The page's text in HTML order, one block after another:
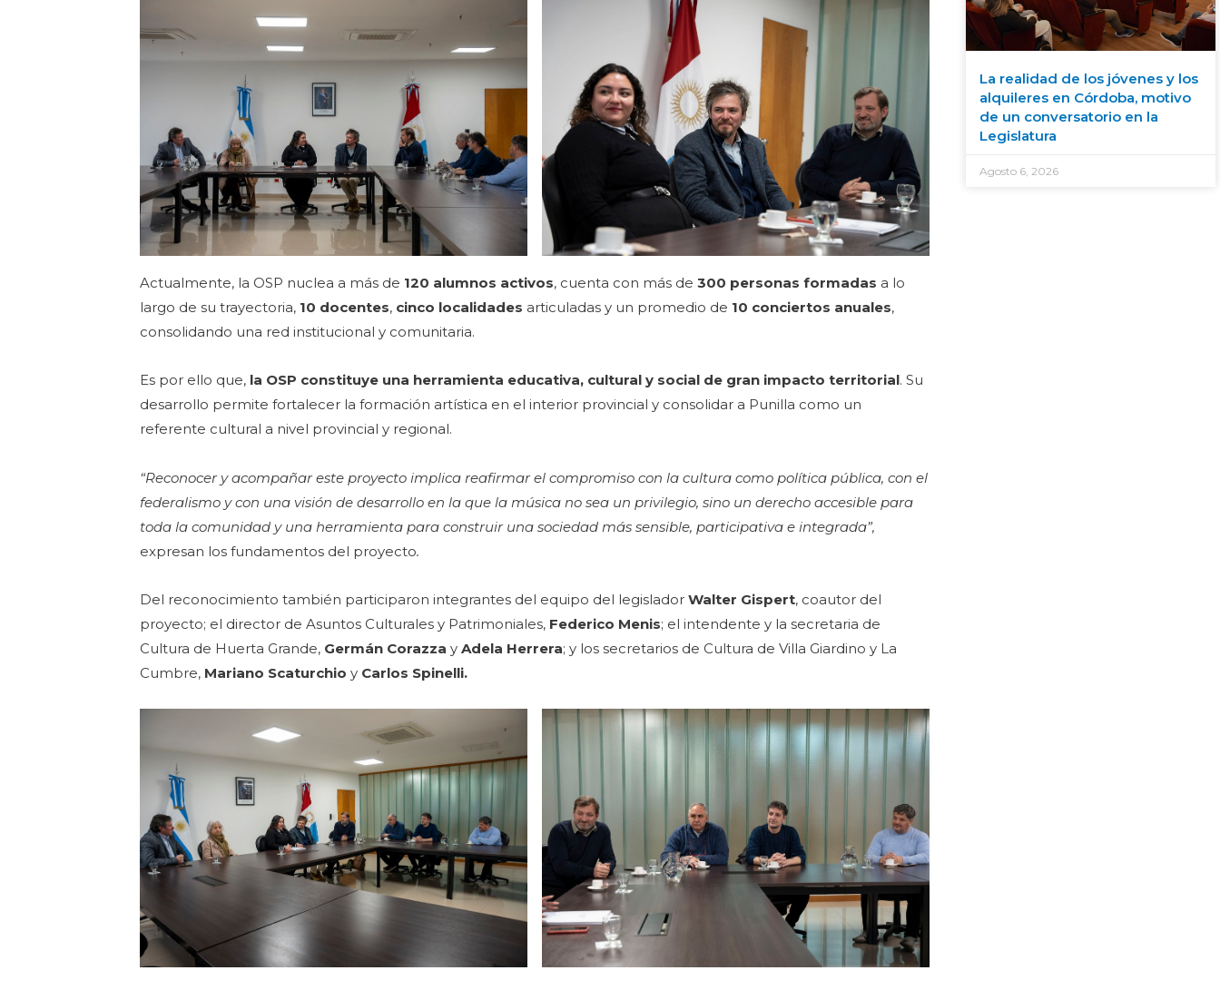
Actualmente, la OSP nuclea a más de 120 alumnos activos, cuenta con más de300 personas formadas a lo
largo de su trayectoria, 10 docentes, cinco localidades articuladas y un promedio de 10 conciertos anuales,
consolidando una red institucional y comunitaria.
Es por ello que, la OSP constituye una herramienta educativa, cultural y social de gran impacto territorial. Su
desarrollo permite fortalecer la formación artística en el interior provincial y consolidar a Punilla como un
referente cultural a nivel provincial y regional.
“Reconocer y acompañar este proyecto implica reafirmar el compromiso con la cultura como política pública, con el
federalismo y con una visión de desarrollo en la que la música no sea un privilegio, sino un derecho accesible para
toda la comunidad y una herramienta para construir una sociedad más sensible, participativa e integrada”,
expresan los fundamentos del proyecto.
Del reconocimiento también participaron integrantes del equipo del legisladorWalter Gispert, coautor del
proyecto; el director de Asuntos Culturales y Patrimoniales, Federico Menis; el intendente y la secretaria de
Cultura de Huerta Grande, Germán Corazza yAdela Herrera; y los secretarios de Cultura de Villa Giardino y La
Cumbre, Mariano Scaturchioy Carlos Spinelli.
La realidad de los jóvenes y los
alquileres en Córdoba, motivo
de un conversatorio en la
Legislatura
Agosto 6, 2026